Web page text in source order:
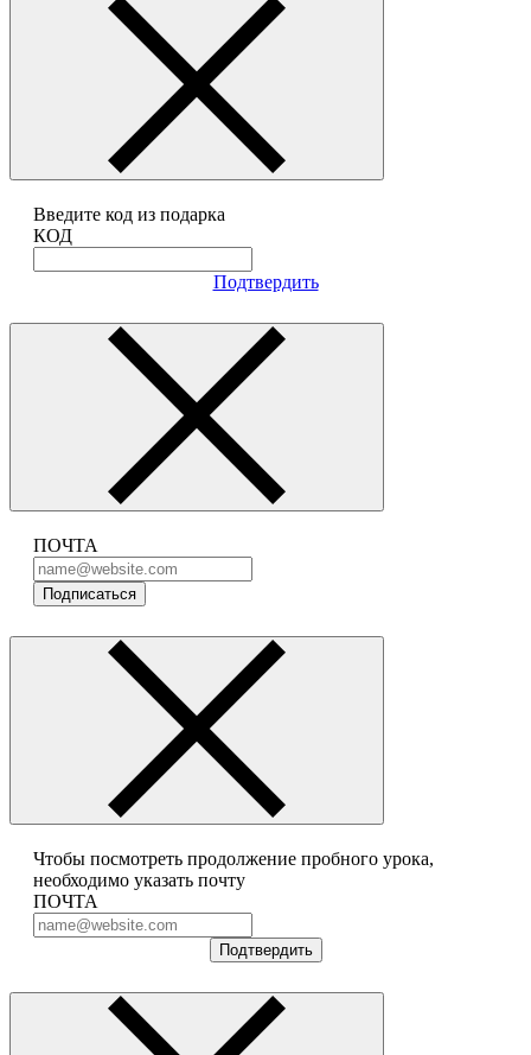
Введите код из подарка
КОД
Подтвердить
ПОЧТА
Подписаться
Чтобы посмотреть продолжение пробного урока,
необходимо указать почту
ПОЧТА
Подтвердить